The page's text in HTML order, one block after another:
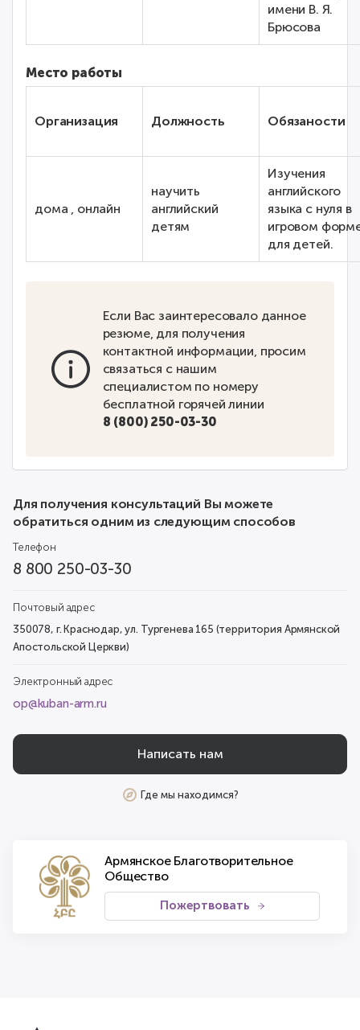
имени В. Я.
Брюсова
Место работы
Организация Должность Обязаности
дома , онлайн
научить
английский
детям
Изучения
английского
языка с нуля в
игровом
для детей.
Если Вас заинтересовало данное
резюме, для получения
контактной информации, просим
связаться с нашим
специалистом по номеру
бесплатной горячей линии
8 (800) 250-03-30
Для получения консультаций Вы можете
обратиться одним из следующим способов
Телефон
8 800 250-03-30
Почтовый адрес
350078, г. Краснодар, ул. Тургенева 165 (территория Армянской
Апостольской Церкви)
Электронный адрес
op@kuban-arm.ru
Написать нам
Где мы находимся?
Армянское Благотворительное
Общество
Пожертвовать